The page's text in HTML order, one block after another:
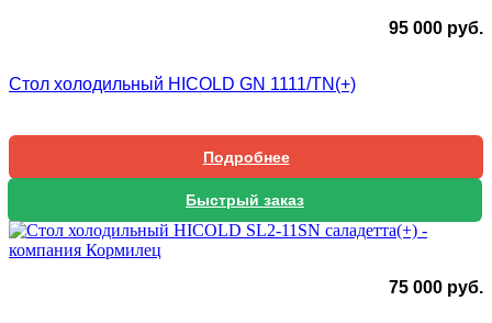
95 000 руб.
Стол холодильный HICOLD GN 1111/TN(+)
Подробнее
Быстрый заказ
75 000 руб.